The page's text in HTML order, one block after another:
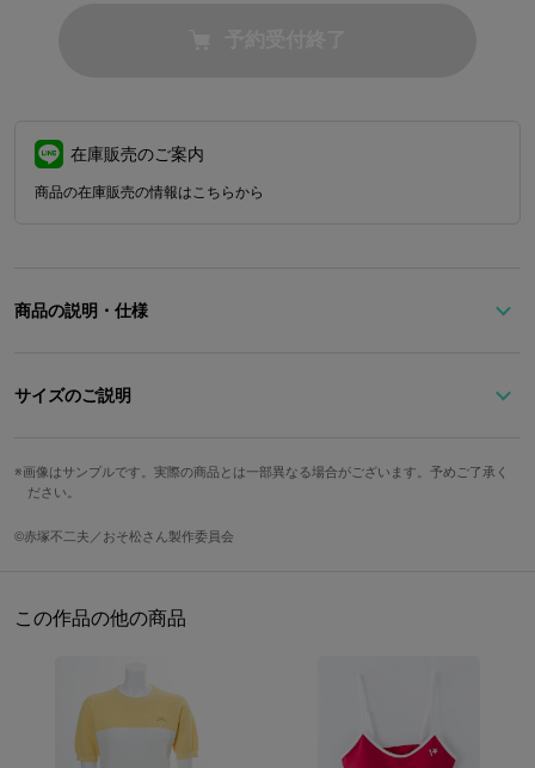
在庫販売のご案内
商品の在庫販売の情報はこちらから
商品の説明・仕様
了承ください。
おそ松のイメージカラーのレッドをベースに、
松モチーフのリングがポイントのチョーカーです。
もちろん、シンプルなコーディネートのワンポイントに☆
す。予めご了承ください。 原産国／中国
素材／合成皮革、亜鉛合金、鉄
サイズのご説明
15g
サイズガイドページはこちら
画像はサンプルです。実際の商品とは一部異なる場合がございます。予めご了承く
ださい。
©赤塚不二夫／おそ松さん製作委員会
この作品の他の商品